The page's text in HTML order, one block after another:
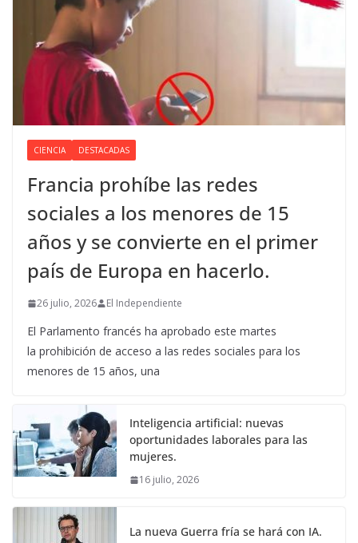
CIENCIA DESTACADAS
Francia prohíbe las redes
sociales a los menores de 15
años y se convierte en el primer
país de Europa en hacerlo.
26 julio, 2026 El Independiente
El Parlamento francés ha aprobado este martes
la prohibición de acceso a las redes sociales para los
menores de 15 años, una
Inteligencia artificial: nuevas
oportunidades laborales para las
mujeres.
16 julio, 2026
La nueva Guerra fría se hará con IA.